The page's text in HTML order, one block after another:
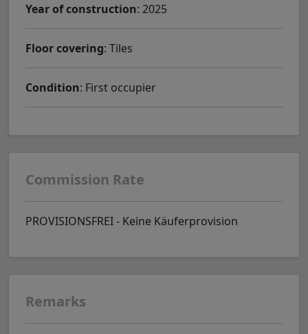
Year of construction: 2025
Floor covering: Tiles
Condition: First occupier
Commission Rate
PROVISIONSFREI - Keine Käuferprovision
Remarks